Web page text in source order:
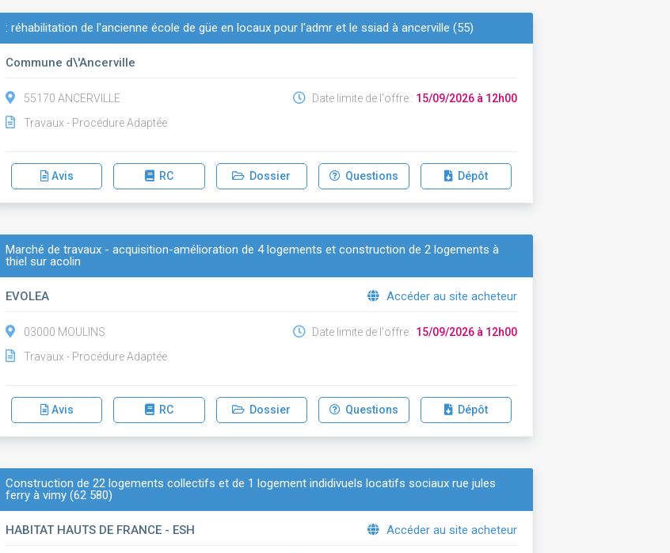
: réhabilitation de l'ancienne école de güe en locaux pour l'admr et le ssiad à ancerville (55)
Commune d\'Ancerville
55170 ANCERVILLE
Travaux - Procédure Adaptée
Date limite de l'offre : 15/09/2026 à 12h00
Avis RC Dossier Questions Dépôt
Marché de travaux - acquisition-amélioration de 4 logements et construction de 2 logements à
thiel sur acolin
EVOLEA Accéder au site acheteur
03000 MOULINS
Travaux - Procédure Adaptée
Date limite de l'offre : 15/09/2026 à 12h00
Avis RC Dossier Questions Dépôt
Construction de 22 logements collectifs et de 1 logement indidivuels locatifs sociaux rue jules
ferry à vimy (62 580)
HABITAT HAUTS DE FRANCE - ESH Accéder au site acheteur